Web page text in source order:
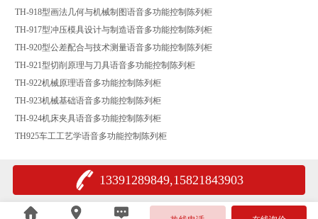
TH-918型画法几何与机械制图语音多功能控制陈列柜
TH-917型冲压模具设计与制造语音多功能控制陈列柜
TH-920型公差配合与技术测量语音多功能控制陈列柜
TH-921型切削原理与刀具语音多功能控制陈列柜
TH-922机械原理语音多功能控制陈列柜
TH-923机械基础语音多功能控制陈列柜
TH-924机床夹具语音多功能控制陈列柜
TH925车工工艺学语音多功能控制陈列柜
13391289849,15821843903